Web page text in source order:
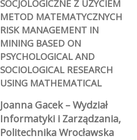
SOCJOLOGICZNE Z UŻYCIEM
METOD MATEMATYCZNYCH
RISK MANAGEMENT IN
MINING BASED ON
PSYCHOLOGICAL AND
SOCIOLOGICAL RESEARCH
USING MATHEMATICAL
Joanna Gacek – Wydział
Informatyki i Zarządzania,
Politechnika Wrocławska